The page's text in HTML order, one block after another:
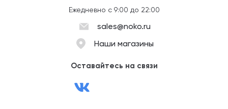
Ежедневно с 9:00 до 22:00
sales@noko.ru
Наши магазины
Оставайтесь на связи